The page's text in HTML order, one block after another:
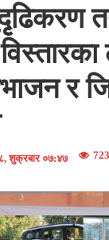
र
शुक्रबार ०७:४७